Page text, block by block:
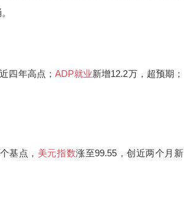
四年高点； ADP就业新增12.2万，超预期；
基点， 美元指数涨至99.55，创近两个月新